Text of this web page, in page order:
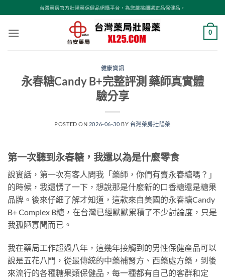
轉
台灣藥房官方壯陽藥保健品網購平台，為您嚴挑細選正品保健品。
0
健康資訊
永春糖Candy B+完整評測 藥師真實體
驗分享
POSTED ON 2026-06-30 BY 台灣藥房壯陽藥
第一次聽到永春糖，我還以為是什麼零食
說實話，第一次有客人問我「藥師，你們有賣永春糖嗎？」
的時候，我還愣了一下，想說那是什麼新的口香糖還是糖果
品牌。後來仔細了解才知道，這款來自美國的永春糖Candy
B+ Complex B糖，在台灣已經默默累積了不少討論度，只是
我孤陋寡聞而已。
我在藥局工作超過八年，這幾年接觸到的男性保健產品可以
說是五花八門，從最傳統的中藥補腎方、西藥處方藥，到後
來流行的各種糖果類保健品，每一種都有自己的客群和定